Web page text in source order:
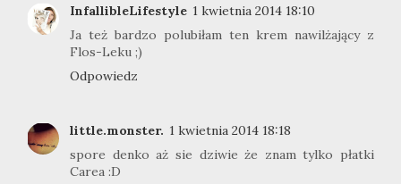
InfallibleLifestyle 1 kwietnia 2014 18:10
Ja też bardzo polubiłam ten krem nawilżający z
Flos-Leku ;)
Odpowiedz
little.monster. 1 kwietnia 2014 18:18
spore denko aż sie dziwie że znam tylko płatki
Carea :D